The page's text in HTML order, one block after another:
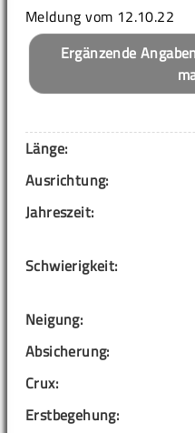
Meldung vom 12.10.22
Ergänzende
Länge:
Ausrichtung:
Jahreszeit:
Schwierigkeit:
Neigung:
Absicherung:
Crux:
Erstbegehung: